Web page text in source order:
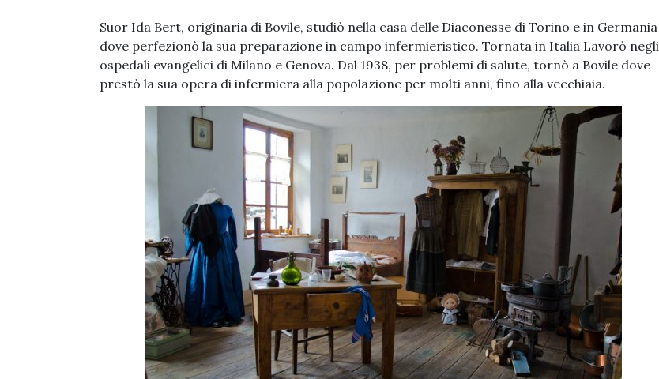
Suor Ida Bert, originaria di Bovile, studiò nella casa delle Diaconesse di Torino e in Germania
dove perfezionò la sua preparazione in campo infermieristico. Tornata in Italia Lavorò negli
ospedali evangelici di Milano e Genova. Dal 1938, per problemi di salute, tornò a Bovile dove
prestò la sua opera di infermiera alla popolazione per molti anni, fino alla vecchiaia.